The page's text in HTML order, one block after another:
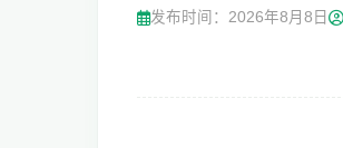
发布时间： 2026年8月8日